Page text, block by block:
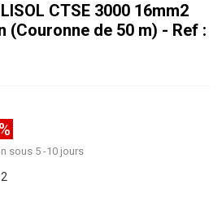
CTSE 3000 16mm2
(Couronne de 50 m) - Ref :
sous 5 -10 jours